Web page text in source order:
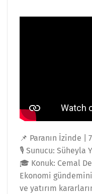
📌 Paranın İzinde |
🎙️ Sunucu: Süheyla
🎓 Konuk: Cemal
Ekonomi
ve yatırım